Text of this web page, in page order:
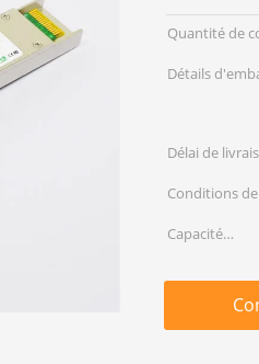
Quantité de
min:
Détails
Délai de
Conditions
Capacité